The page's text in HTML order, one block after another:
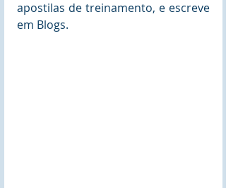
apostilas de treinamento, e escreve
em Blogs.